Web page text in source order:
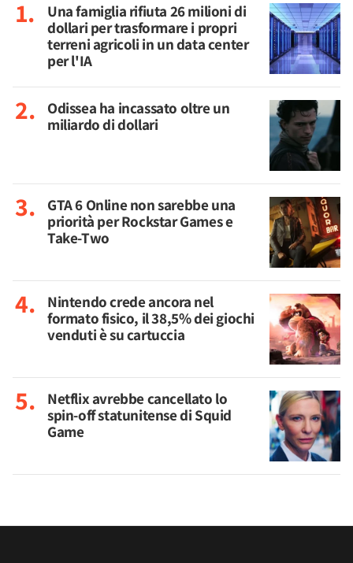
Una famiglia rifiuta 26 milioni di
dollari per trasformare i propri
terreni agricoli in un data center
per l'IA
Odissea ha incassato oltre un
miliardo di dollari
GTA 6 Online non sarebbe una
priorità per Rockstar Games e
Take-Two
Nintendo crede ancora nel
formato fisico, il 38,5% dei giochi
venduti è su cartuccia
Netflix avrebbe cancellato lo
spin-off statunitense di Squid
Game